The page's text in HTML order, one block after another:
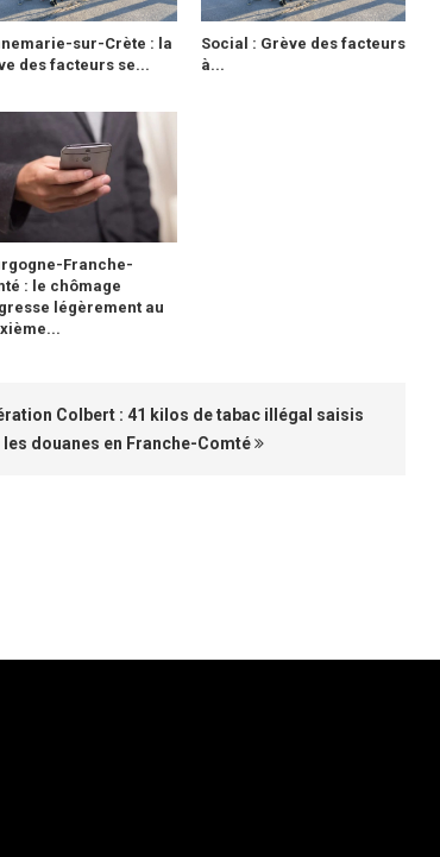
sur-Crète : la
des facteurs se...
Social : Grève des facteurs
à...
Franche-
: le chômage
légèrement au
Colbert : 41 kilos de tabac illégal saisis
les douanes en Franche-Comté